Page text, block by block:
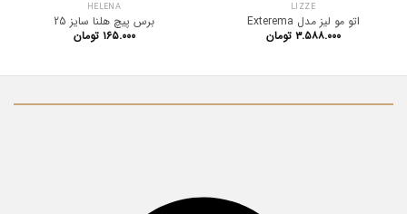
LIZZE
اتو مو لیز مدل Exterema
۳.۵۸۸.۰۰۰ تومان
HELENA
برس پیچ هلنا سایز 25
۱۶۵.۰۰۰ تومان